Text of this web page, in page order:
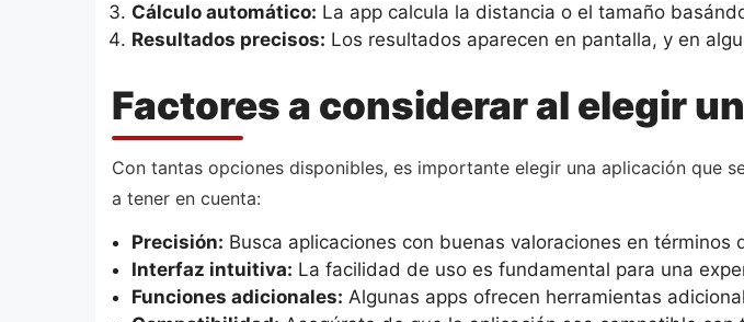
Cálculo automático: La app calcula la distancia o el tamaño
Resultados precisos: Los resultados aparecen en pantalla, y en
Factores a considerar al elegir
Con tantas opciones disponibles, es importante elegir una aplicación que
a tener en cuenta:
Precisión: Busca aplicaciones con buenas valoraciones en términos
Interfaz intuitiva: La facilidad de uso es fundamental para una
Funciones adicionales: Algunas apps ofrecen herramientas